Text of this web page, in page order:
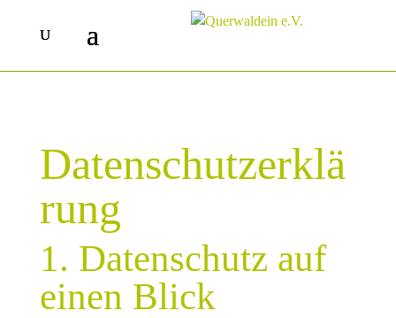
Datenschutzerklä
rung
1. Datenschutz auf
einen Blick